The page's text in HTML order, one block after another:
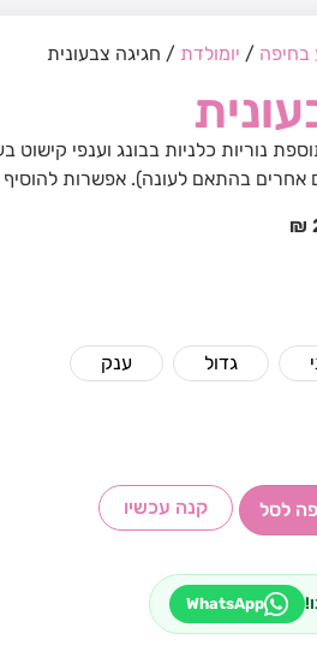
בחיפה / יומולדת / חגיגה צבעונית
נוריות כלניות בבונג וענפי קישוט
בהתאם לעונה). אפשרות
₪
גדול ענק
לסל קנה עכשיו
WhatsApp